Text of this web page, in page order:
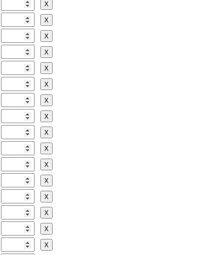
Х
Х
Х
Х
Х
Х
Х
Х
Х
Х
Х
Х
Х
Х
Х
Х